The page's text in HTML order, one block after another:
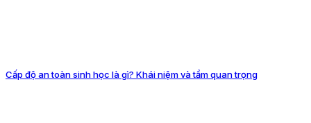
Cấp độ an toàn sinh học là gì? Khái niệm và tầm quan trọng